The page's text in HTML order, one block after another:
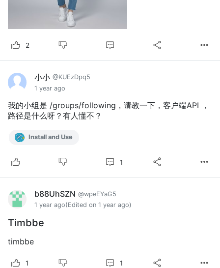
2
小小 @KUEzDpq5
1 year ago
我的小组是 /groups/following，请教一下，客户端API ，
路径是什么呀？有人懂不？
Install and Use
1
b88UhSZN @wpeEYaG5
1 year ago(Edited on 1 year ago)
Timbbe
timbbe
1 1